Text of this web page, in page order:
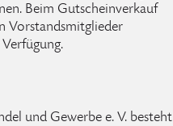
Beim Gutscheinverkauf
Vorstandsmitglieder
und Gewerbe e. V. besteht